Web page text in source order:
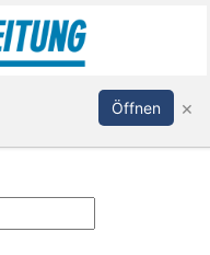
Anmelden
Öffnen ×